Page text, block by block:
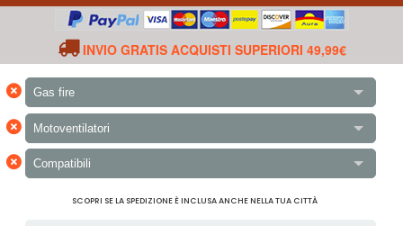
INVIO GRATIS ACQUISTI SUPERIORI 49,99€
× Gas fire
× Motoventilatori
× Compatibili
SCOPRI SE LA SPEDIZIONE È INCLUSA ANCHE NELLA TUA CITTÀ